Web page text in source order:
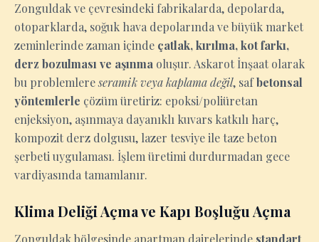
Zonguldak ve çevresindeki fabrikalarda, depolarda,
otoparklarda, soğuk hava depolarında ve büyük market
zeminlerinde zaman içinde çatlak, kırılma, kot farkı,
derz bozulması ve aşınma oluşur. Askarot İnşaat olarak
bu problemlereseramik veya kaplama değil, safbetonsal
yöntemlerle çözüm üretiriz: epoksi/poliüretan
enjeksiyon, aşınmaya dayanıklı kuvars katkılı harç,
kompozit derz dolgusu, lazer tesviye ile taze beton
şerbeti uygulaması. İşlem üretimi durdurmadan gece
vardiyasında tamamlanır.
Klima Deliği Açma ve Kapı Boşluğu Açma
Zonguldak bölgesinde apartman dairelerinde standart